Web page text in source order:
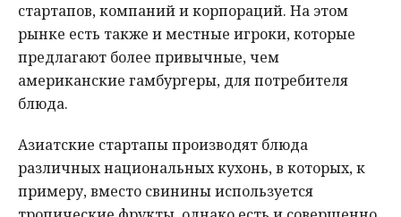
стартапов, компаний и корпораций. На этом
рынке есть также и местные игроки, которые
предлагают более привычные, чем
американские гамбургеры, для потребителя
блюда.
Азиатские стартапы производят блюда
различных национальных кухонь, в которых, к
примеру, вместо свинины используется